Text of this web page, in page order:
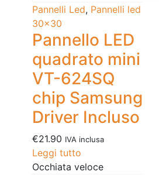
Pannelli Led, Pannelli led
30x30
Pannello LED
quadrato mini
VT-624SQ
chip Samsung
Driver Incluso
€21.90 IVA inclusa
Leggi tutto
Occhiata veloce